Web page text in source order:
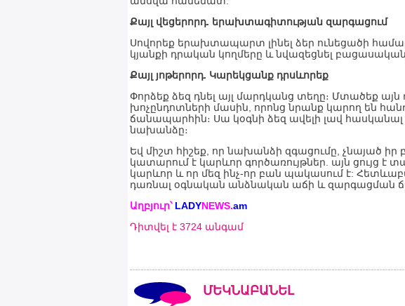
Քայլ վեցերորդ. երախտագիտության զարգացում
Սովորեք երախտապարտ լինել ձեր ունեցածի
կյանքի դրական կողմերը և նվազեցնել
Քայլ յոթերորդ. Կարեկցանք դրսևորեք
Փորձեք ձեզ դնել այլ մարդկանց տեղը։ Մտածեք այն
խոչընդոտների մասին, որոնց նրանք կարող են
ճանապարհին։ Սա կօգնի ձեզ ավելի լավ հասկանալ
նախանձը։
Եվ միշտ հիշեք, որ նախանձի զգացումը, չնայած
կատարում է կարևոր գործառույթներ. այն ցույց է
կարևոր և որ մեզ ինչ-որ բան պակասում է:
դառնալ օգնական անձնական աճի և զարգացման
Աղբյուր՝ LADYNEWS.am
Դիտվել է 3724 անգամ
ՄԵԿՆԱԲԱՆԵԼ